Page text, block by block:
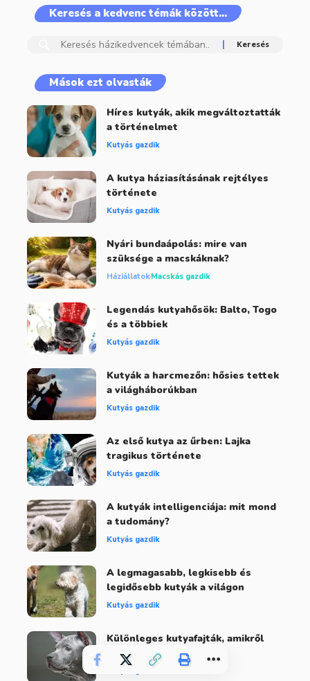
Keresés a kedvenc témák között…
Mások ezt olvasták
Híres kutyák, akik megváltoztatták
a történelmet
Kutyás gazdik
A kutya háziasításának rejtélyes
története
Kutyás gazdik
Nyári bundaápolás: mire van
szüksége a macskáknak?
HáziállatokMacskás gazdik
Legendás kutyahősök: Balto, Togo
és a többiek
Kutyás gazdik
Kutyák a harcmezőn: hősies tettek
a világháborúkban
Kutyás gazdik
Az első kutya az űrben: Lajka
tragikus története
Kutyás gazdik
A kutyák intelligenciája: mit mond
a tudomány?
Kutyás gazdik
A legmagasabb, legkisebb és
legidősebb kutyák a világon
Kutyás gazdik
Különleges kutyafajták, amikről
talán még nem hallottál